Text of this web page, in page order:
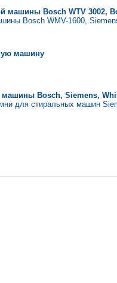
машины Bosch WTV 3002,
Bosch WMV-1600,
машину
машины Bosch, Siemens,
для стиральных машин